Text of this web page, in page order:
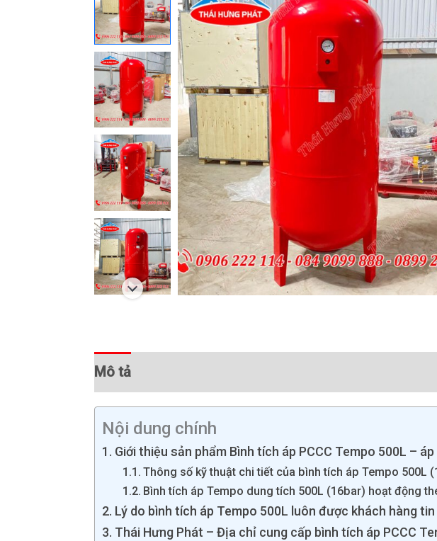
Mô tả
Nội dung chính
Giới thiệu sản phẩm Bình tích áp PCCC Tempo 500L –
Thông số kỹ thuật chi tiết của bình tích áp Tempo 500L
Bình tích áp Tempo dung tích 500L (16bar) hoạt động
Lý do bình tích áp Tempo 500L luôn được khách hàng tin
Thái Hưng Phát – Địa chỉ cung cấp bình tích áp PCCC